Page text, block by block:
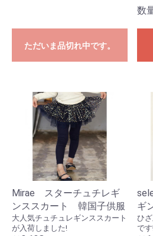
ただいま品切れ中です。
数
Mirae スターチュチレギ
ンススカート 韓国子供服
大人気チュチュレギンススカート
が入荷しました!
ギ
ひ
で